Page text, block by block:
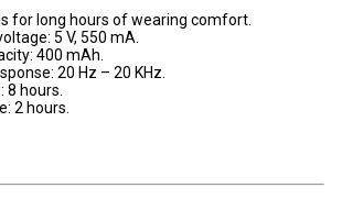
for long hours of wearing comfort.
5 V, 550 mA.
400 mAh.
20 Hz – 20 KHz.
8 hours.
2 hours.